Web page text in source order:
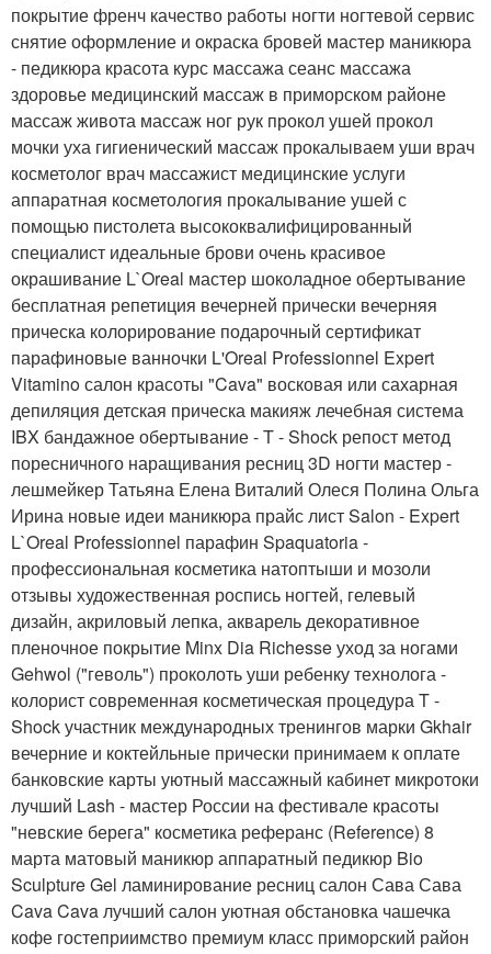
покрытие френч качество работы ногти ногтевой сервис
снятие оформление и окраска бровей мастер маникюра
- педикюра красота курс массажа сеанс массажа
здоровье медицинский массаж в приморском районе
массаж живота массаж ног рук прокол ушей прокол
мочки уха гигиенический массаж прокалываем уши врач
косметолог врач массажист медицинские услуги
аппаратная косметология прокалывание ушей с
помощью пистолета высококвалифицированный
специалист идеальные брови очень красивое
окрашивание L`Oreal мастер шоколадное обертывание
бесплатная репетиция вечерней прически вечерняя
прическа колорирование подарочный сертификат
парафиновые ванночки L'Oreal Professionnel Expert
Vitamino салон красоты "Cava" восковая или сахарная
депиляция детская прическа макияж лечебная система
IBX бандажное обертывание - T - Shock репост метод
поресничного наращивания ресниц 3D ногти мастер -
лешмейкер Татьяна Елена Виталий Олеся Полина Ольга
Ирина новые идеи маникюра прайс лист Salon - Expert
L`Oreal Professionnel парафин Spaquatoria -
профессиональная косметика натоптыши и мозоли
отзывы художественная роспись ногтей, гелевый
дизайн, акриловый лепка, акварель декоративное
пленочное покрытие Minx Dia Richesse уход за ногами
Gehwol ("геволь") проколоть уши ребенку технолога -
колорист современная косметическая процедура T -
Shock участник международных тренингов марки Gkhair
вечерние и коктейльные прически принимаем к оплате
банковские карты уютный массажный кабинет микротоки
лучший Lash - мастер России на фестивале красоты
"невские берега" косметика реферанс (Reference) 8
марта матовый маникюр аппаратный педикюр Bio
Sculpture Gel ламинирование ресниц салон Сава Сава
Cava Cava лучший салон уютная обстановка чашечка
кофе гостеприимство премиум класс приморский район